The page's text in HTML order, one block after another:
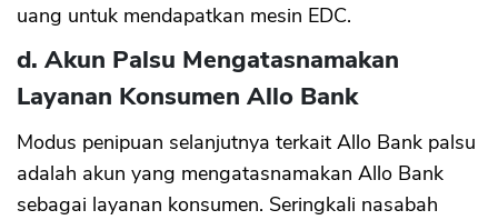
uang untuk mendapatkan mesin EDC.
d. Akun Palsu Mengatasnamakan
Layanan Konsumen Allo Bank
Modus penipuan selanjutnya terkait Allo Bank palsu
adalah akun yang mengatasnamakan Allo Bank
sebagai layanan konsumen. Seringkali nasabah